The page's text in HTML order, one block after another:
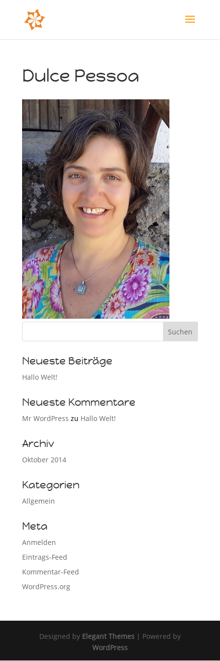
Dulce Pessoa
Neueste Beiträge
Hallo Welt!
Neueste Kommentare
Mr WordPress zu Hallo Welt!
Archiv
Oktober 2014
Kategorien
Allgemein
Meta
Anmelden
Eintrags-Feed
Kommentar-Feed
WordPress.org
Designed by Elegant Themes| Powered by
WordPress